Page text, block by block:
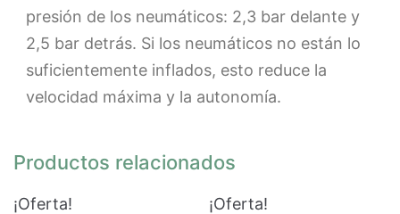
presión de los neumáticos: 2,3 bar delante y
2,5 bar detrás. Si los neumáticos no están lo
suficientemente inflados, esto reduce la
velocidad máxima y la autonomía.
Productos relacionados
¡Oferta! ¡Oferta!